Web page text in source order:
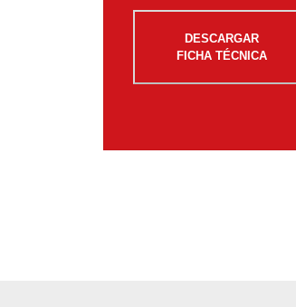
DESCARGAR
FICHA TÉCNICA